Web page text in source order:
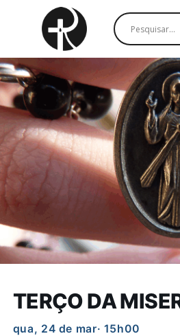
TERÇO DA
qua, 24 de mar· 15h00